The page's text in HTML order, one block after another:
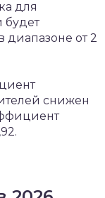
для
будет
диапазоне от 2
снижен